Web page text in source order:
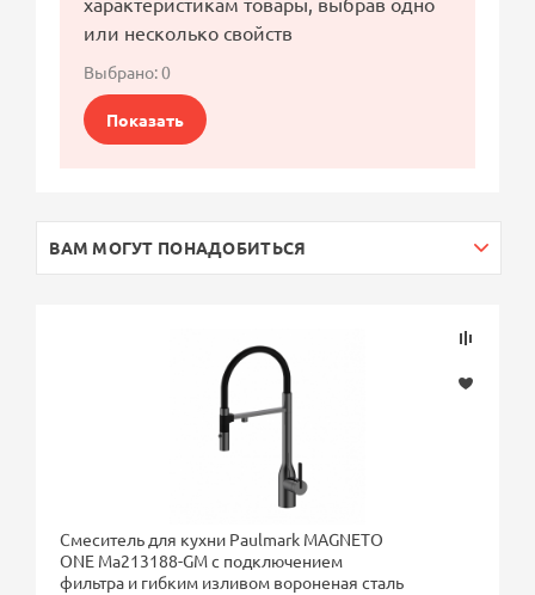
или несколько свойств
Выбрано:0
Показать
ВАМ МОГУТ ПОНАДОБИТЬСЯ
Смеситель для кухни Paulmark MAGNETO
ONE Ma213188-GM с подключением
фильтра и гибким изливом вороненая сталь